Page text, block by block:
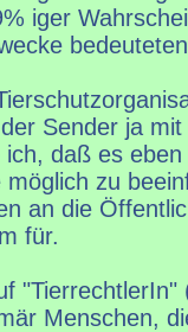
iger
Sender ja
daß es
zu
an die
für.
"TierrechtlerIn"
Menschen,